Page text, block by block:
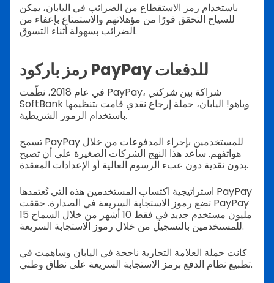
باستخدام رمز الاستقطاع من الضرائب في اليابان، يمكن
للسياح التحقق فورًا من مؤهلاتهم والاستمتاع بإعفاء من
الضرائب بسهولة أثناء التسوق.
رمز باركود PayPay للدفعات
في عام 2018، نظّمت PayPay، شراكة بين شركتي
SoftBank وياهو! اليابان، حملة إرجاع نقدي قامت بتنظيمها
باستخدام الرموز الشريطية.
تسمح PayPay للمستخدمين بإجراء المدفوعات من خلال
هواتفهم. ساعد هذا النهج الشركات الصغيرة على أن تصبح
بدون نقدية دون عبء الرسوم العالية أو الإعدادات المعقدة.
استراتيجية اكتساب المستخدمين هذه التي تُعتمدها PayPay
تضع رموز الاستجابة السريعة في الصدارة. حققت PayPay
15 مليون مستخدم جديد في فقط 10 أشهر من خلال السماح
للمستخدمين بالتسجيل من خلال رموز الاستجابة السريعة.
كانت حملة العلامة التجارية ناجحة في اليابان وساهمت في
تطبيع نظام الدفع برمز الاستجابة السريعة على نطاق وطني.